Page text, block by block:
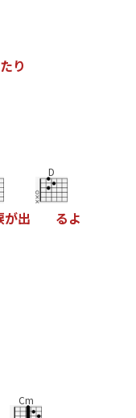
たり
が出
D
るよ
Cm